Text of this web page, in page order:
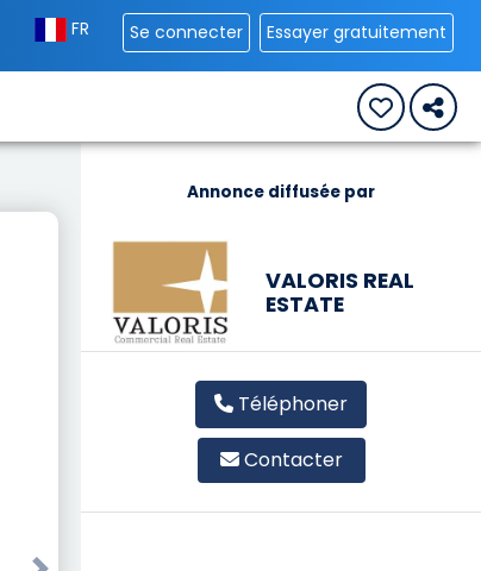
FR Se connecter Essayer gratuitement
Annonce diffusée par
VALORIS REAL
ESTATE
Téléphoner
Contacter